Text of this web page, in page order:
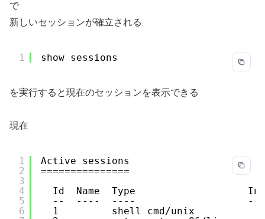
で
新しいセッションが確立される
1 show sessions
を実行すると現在のセッションを表示できる
現在
1
2
3
4
5
6
Active sessions
===============
Id  Name  Type
--  ----  ----
1         shell cmd /unix